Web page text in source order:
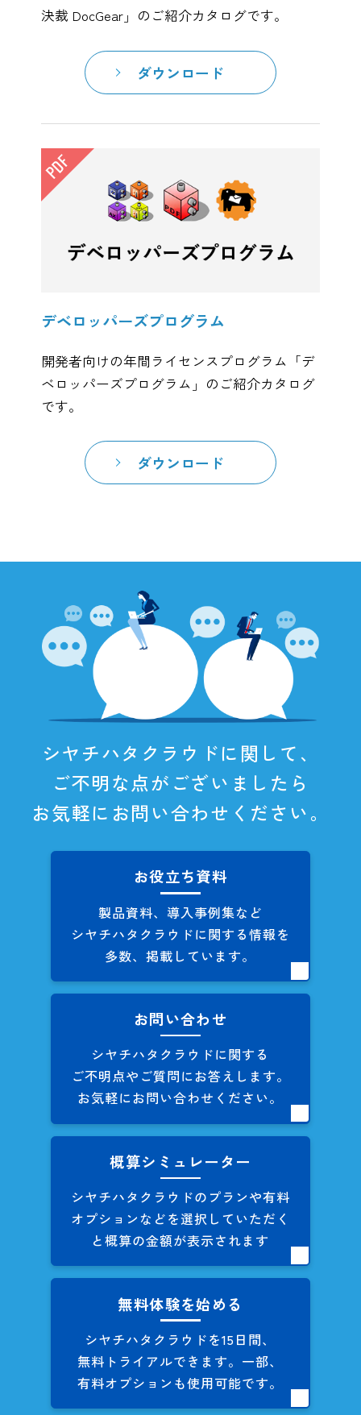
決裁 DocGear」のご紹介カタログです。
ダウンロード
デベロッパーズプログラム
開発者向けの年間ライセンスプログラム「デ
ベロッパーズプログラム」のご紹介カタログ
です。
ダウンロード
シヤチハタクラウドに関して、
ご不明な点がございましたら
お気軽にお問い合わせください。
お役立ち資料
製品資料、導入事例集など
シヤチハタクラウドに関する情報を
多数、掲載しています。
お問い合わせ
シヤチハタクラウドに関する
ご不明点やご質問にお答えします。
お気軽にお問い合わせください。
概算シミュレーター
シヤチハタクラウドのプランや有料
オプションなどを選択していただく
と概算の金額が表示されます
無料体験を始める
シヤチハタクラウドを15日間、
無料トライアルできます。 一部、
有料オプションも使用可能です。